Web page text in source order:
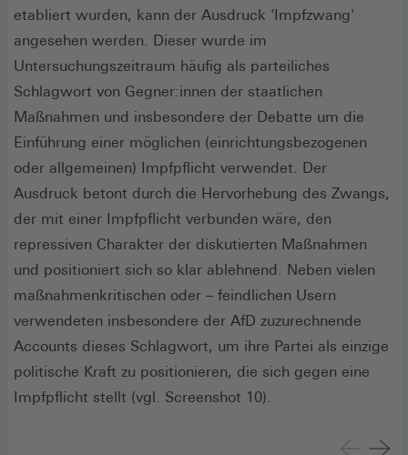
etabliert wurden, kann der Ausdruck 'Impfzwang'
angesehen werden. Dieser wurde im
Untersuchungszeitraum häufig als parteiliches
Schlagwort von Gegner:innen der staatlichen
Maßnahmen und insbesondere der Debatte um die
Einführung einer möglichen (einrichtungsbezogenen
oder allgemeinen) Impfpflicht verwendet. Der
Ausdruck betont durch die Hervorhebung des Zwangs,
der mit einer Impfpflicht verbunden wäre, den
repressiven Charakter der diskutierten Maßnahmen
und positioniert sich so klar ablehnend. Neben vielen
maßnahmenkritischen oder – feindlichen Usern
verwendeten insbesondere der AfD zuzurechnende
Accounts dieses Schlagwort, um ihre Partei als einzige
politische Kraft zu positionieren, die sich gegen eine
Impfpflicht stellt (vgl. Screenshot 10).